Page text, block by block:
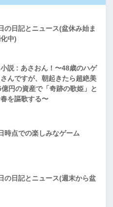
の日記とニュース(盆休み始ま
中)
説 : あさおん！〜48歳のハゲ
んですが、朝起きたら超絶美
円の資産で「奇跡の歌姫」と
を謳歌する〜
時点での楽しみなゲーム
の日記とニュース(週末から盆